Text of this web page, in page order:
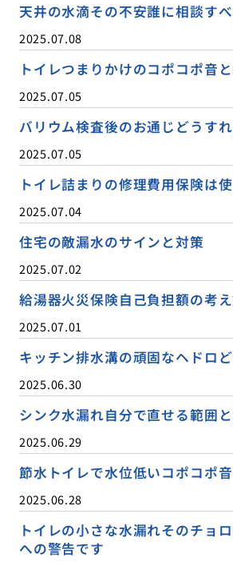
天井の水滴その不安誰に相談す
2025.07.08
トイレつまりかけのコポコポ音
2025.07.05
バリウム検査後のお通じどうす
2025.07.05
トイレ詰まりの修理費用保険は
2025.07.04
住宅の敵漏水のサインと対策
2025.07.02
給湯器火災保険自己負担額の考
2025.07.01
キッチン排水溝の頑固なヘドロ
2025.06.30
シンク水漏れ自分で直せる範囲
2025.06.29
節水トイレで水位低いコポコポ
2025.06.28
トイレの小さな水漏れそのチョ
への警告です